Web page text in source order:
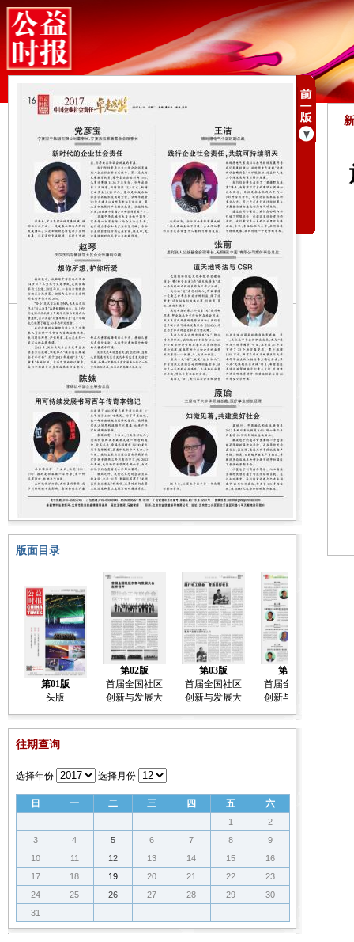
版面目录
第01版
头版
第02版
首届全国社区
创新与发展大
第03版
首届全国社区
创新与发展大
第04版
首届全国社区
创新与发展大
往期查询
选择年份 选择月份
日 一 二 三 四 五 六
1
2
3
4 5 6 7 8
9
10
11 12 13 14 15
16
17
18 19 20 21 22
23
24
25 26 27 28 29
30
31